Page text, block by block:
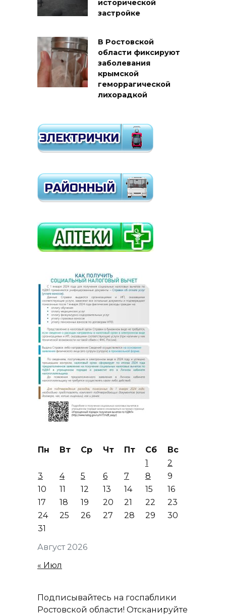
исторической
застройке
В Ростовской
области фиксируют
заболевания
крымской
геморрагической
лихорадкой
Август 2026
Пн Вт Ср Чт Пт Сб
Вс
1
2
3
4 5 6 7 8
9
10
11 12 13 14 15
16
17
18 19 20 21 22
23
24
25 26 27 28 29
30
31
« Июл
Подписывайтесь на госпаблики
Ростовской области! Отсканируйте